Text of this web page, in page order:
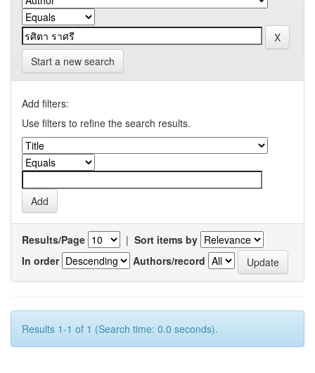
Start a new search
Add filters:
Use filters to refine the search results.
Results/Page | Sort items by
In order
Authors/record
Results 1-1 of 1 (Search time: 0.0 seconds).